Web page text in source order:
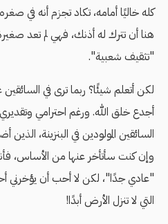
هنا أن تترك له أذنك، فهي لم تعد
"تثقيف شعبية".
لكن أتعلم شيئًا؟ ربما ترى في السائقين
أجدع خلق الله. ورغم احترامي
السائقين المولودين في البنزينة،
وإن كنت سأتأخر عنها من الأساس،
"عادي جدًا"، لكن لا أحب أن يؤخرني
التي لا تنزل الأرض أبدًا!